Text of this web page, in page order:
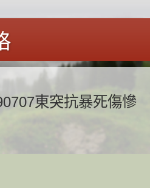
東突抗暴死傷慘